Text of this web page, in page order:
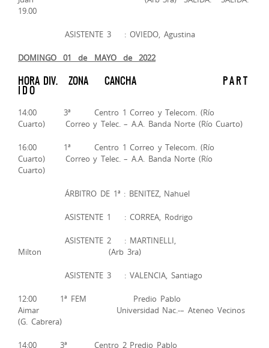
19.00
ASISTENTE 3 : OVIEDO, Agustina
DOMINGO 01 de MAYO de 2022
HORA DIV. ZONA CANCHA P A R T
I D O
14:00 3ª Centro 1 Correo y Telecom. (Río
Cuarto) Correo y Telec. – A.A. Banda Norte (Río Cuarto)
16:00 1ª Centro 1 Correo y Telecom. (Río
Cuarto) Correo y Telec. – A.A. Banda Norte (Río
Cuarto)
ÁRBITRO DE 1ª : BENITEZ, Nahuel
ASISTENTE 1 : CORREA, Rodrigo
ASISTENTE 2 : MARTINELLI,
Milton (Arb 3ra)
ASISTENTE 3 : VALENCIA, Santiago
12:00 1ª FEM Predio Pablo
Aimar Universidad Nac.-– Ateneo Vecinos
(G. Cabrera)
14:00 3ª Centro 2 Predio Pablo